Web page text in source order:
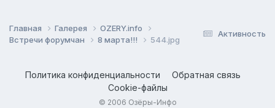
Активность
Главная Галерея
OZERY.info
Встречи форумчан
8 марта!!! 544.jpg
Политика конфиденциальности
Обратная связь
Cookie-файлы
© 2006 Озёры-Инфо